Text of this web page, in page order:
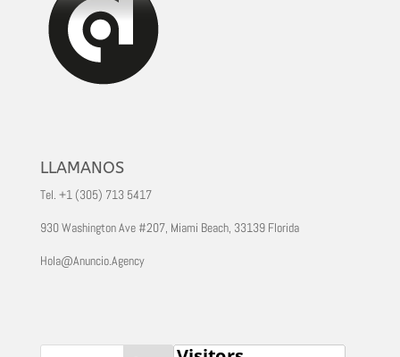
LLAMANOS
Tel. +1 (305) 713 5417
930 Washington Ave #207, Miami Beach, 33139 Florida
Hola@Anuncio.Agency